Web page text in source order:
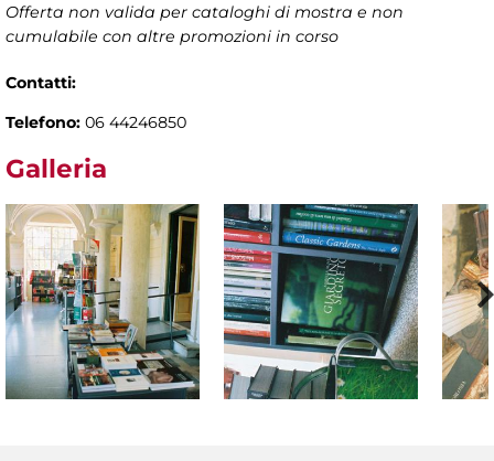
Offerta non valida per cataloghi di mostra e non
cumulabile con altre promozioni in corso
Contatti:
Telefono: 06 44246850
Galleria